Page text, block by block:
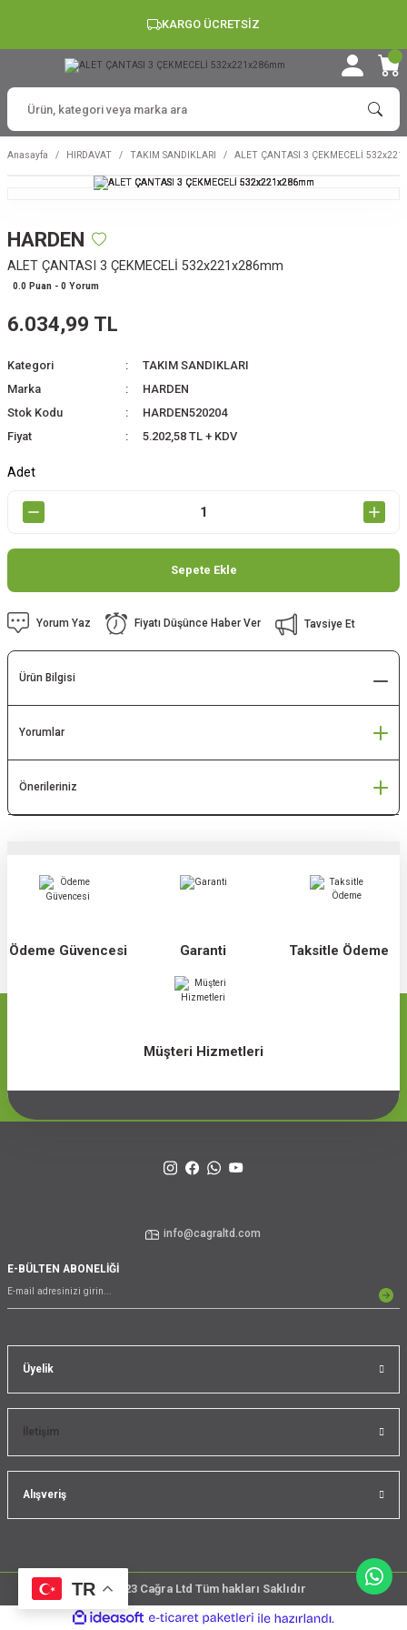
KARGO ÜCRETSİZ
Anasayfa HIRDAVAT TAKIM SANDIKLARI ALET ÇANTASI 3 ÇEKMECELİ
HARDEN
ALET ÇANTASI 3 ÇEKMECELİ 532x221x286mm
0.0 Puan - 0 Yorum
6.034,99 TL
Kategori
TAKIM SANDIKLARI
Marka
HARDEN
Stok Kodu
HARDEN520204
Fiyat
5.202,58 TL + KDV
Adet
Sepete Ekle
Yorum Yaz Fiyatı Düşünce Haber Ver Tavsiye Et
Ürün Bilgisi
Yorumlar
Önerileriniz
Ödeme Güvencesi Garanti Taksitle Ödeme
Müşteri Hizmetleri
Üyelik
İletişim
Alışveriş
TR
info@cagraltd.com
E-BÜLTEN ABONELİĞİ
@2023 Cağra Ltd Tüm hakları Saklıdır
çember
ideasoft
e-